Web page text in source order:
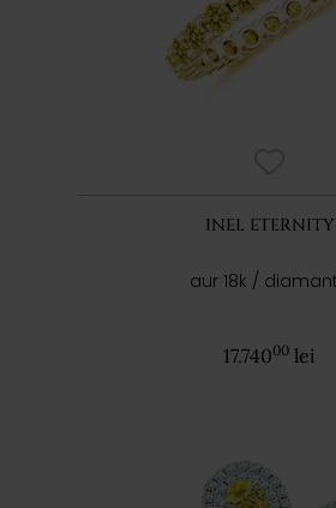
INEL ETERNITY
aur 18k /
17.74000 lei